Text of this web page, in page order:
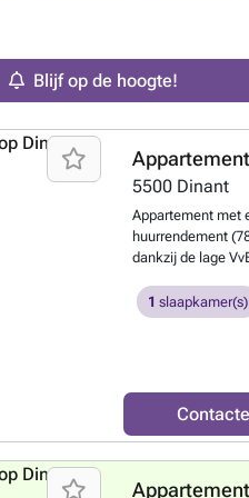
Blijf op de hoogte!
5500 Dinant
Appartement met
huurrendement
dankzij de lage
onderhoud van
verschillende
op de begane
Maas (het
ondergelopen)
van Dinant met
appartement
apart toilet,
verhuurd met een
1 slaapkamer(s)